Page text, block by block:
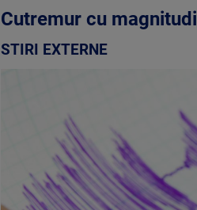
Cutremur cu
STIRI EXTERNE